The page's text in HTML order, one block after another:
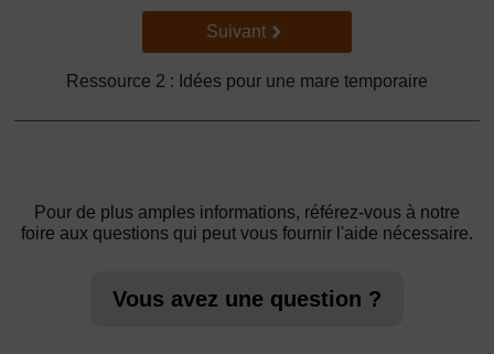
Suivant
Suivant
Ressource 2 : Idées pour une mare temporaire
Pour de plus amples informations, référez-vous à notre
foire aux questions qui peut vous fournir l'aide nécessaire.
Vous avez une question ?